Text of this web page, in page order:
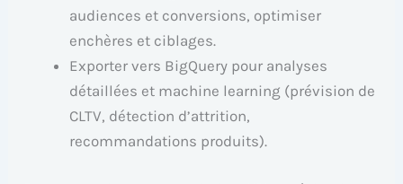
audiences et conversions, optimiser
enchères et ciblages.
Exporter vers BigQuery pour analyses
détaillées et machine learning (prévision de
CLTV, détection d’attrition,
recommandations produits).